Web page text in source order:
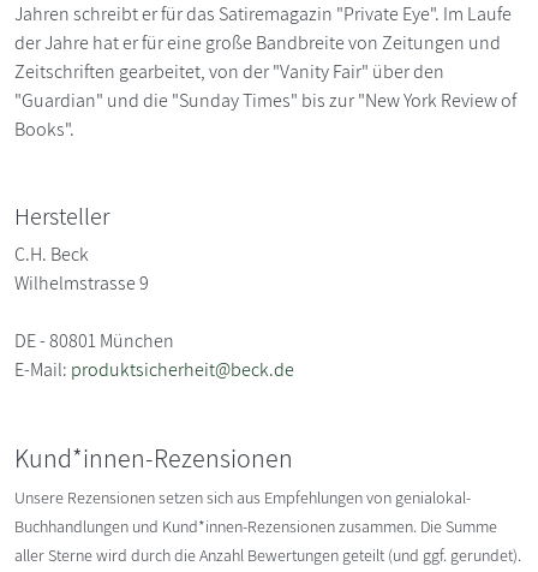
Jahren schreibt er für das Satiremagazin "Private Eye". Im Laufe
der Jahre hat er für eine große Bandbreite von Zeitungen und
Zeitschriften gearbeitet, von der "Vanity Fair" über den
"Guardian" und die "Sunday Times" bis zur "New York Review of
Books".
Hersteller
C.H. Beck
Wilhelmstrasse 9
DE - 80801 München
E-Mail: produktsicherheit@beck.de
Kund*innen-Rezensionen
Unsere Rezensionen setzen sich aus Empfehlungen von genialokal-
Buchhandlungen und Kund*innen-Rezensionen zusammen. Die Summe
aller Sterne wird durch die Anzahl Bewertungen geteilt (und ggf. gerundet).